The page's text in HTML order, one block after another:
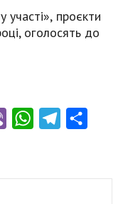
проєкти
оголосять до
Viber WhatsAppTelegram